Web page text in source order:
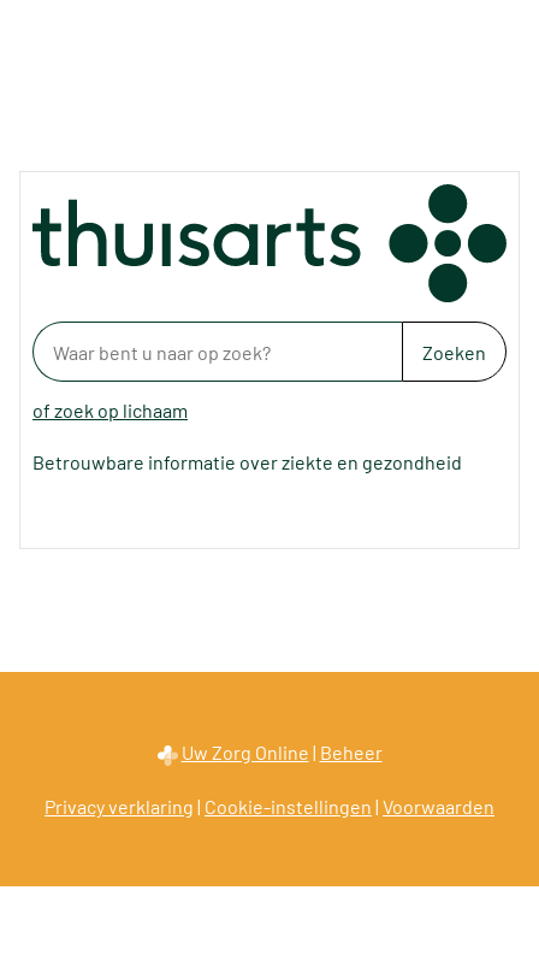
Zoeken
of zoek op lichaam
Betrouwbare informatie over ziekte en gezondheid
Uw Zorg Online | Beheer
Privacy verklaring | Cookie-instellingen | Voorwaarden